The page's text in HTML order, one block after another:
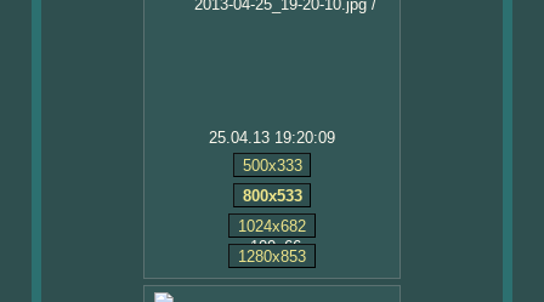
25.04.13 19:20:09
500x333
800x533
1024x682
1280x853